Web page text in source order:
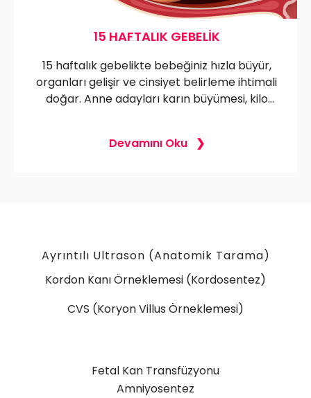
15 HAFTALIK GEBELIK
15 haftalık gebelikte bebeğiniz hızla büyür,
organları gelişir ve cinsiyet belirleme ihtimali
doğar. Anne adayları karın büyümesi, kilo
görüntüleri bebeğinizin hareketlerini ve
Devamını Oku
Ayrıntılı Ultrason (Anatomik Tarama)
Kordon Kanı Örneklemesi (Kordosentez)
CVS (Koryon Villus Örneklemesi)
Fetal Kan Transfüzyonu
Amniyosentez